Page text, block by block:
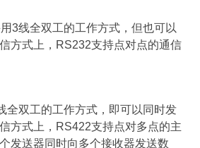
线全双工的工作方式，但也可以
方式上，RS232支持点对点的通信
双工的工作方式，即可以同时发
方式上，RS422支持点对多点的主
发送器同时向多个接收器发送数